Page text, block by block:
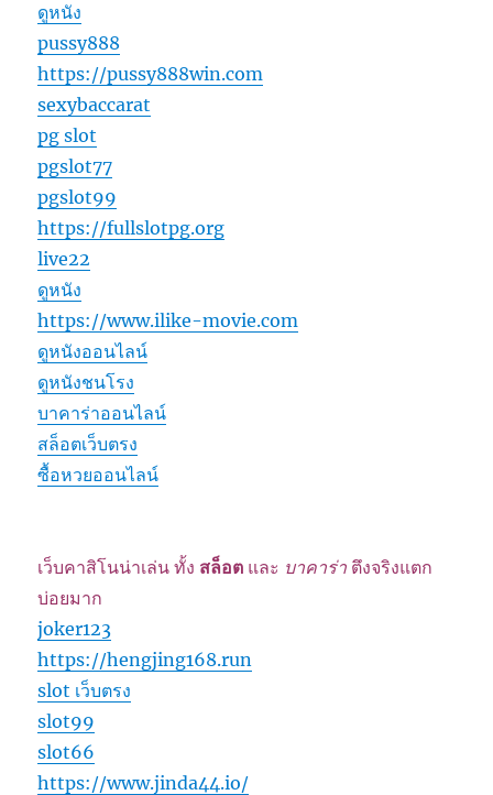
ดูหนัง
pussy888
https://pussy888win.com
sexybaccarat
pg slot
pgslot77
pgslot99
https://fullslotpg.org
live22
ดูหนัง
https://www.ilike-movie.com
ดูหนังออนไลน์
ดูหนังชนโรง
บาคาร่าออนไลน์
สล็อตเว็บตรง
ซื้อหวยออนไลน์
เว็บคาสิโนน่าเล่น ทั้ง สล็อต และ บาคาร่า ตึงจริงแตก
บ่อยมาก
joker123
https://hengjing168.run
slot เว็บตรง
slot99
slot66
https://www.jinda44.io/